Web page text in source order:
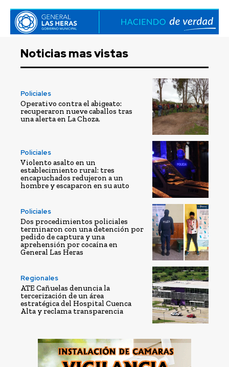
Noticias mas vistas
Policiales
Operativo contra el abigeato:
recuperaron nueve caballos tras
una alerta en La Choza.
Policiales
Violento asalto en un
establecimiento rural: tres
encapuchados redujeron a un
hombre y escaparon en su auto
Policiales
Dos procedimientos policiales
terminaron con una detención por
pedido de captura y una
aprehensión por cocaína en
General Las Heras
Regionales
ATE Cañuelas denuncia la
tercerización de un área
estratégica del Hospital Cuenca
Alta y reclama transparencia